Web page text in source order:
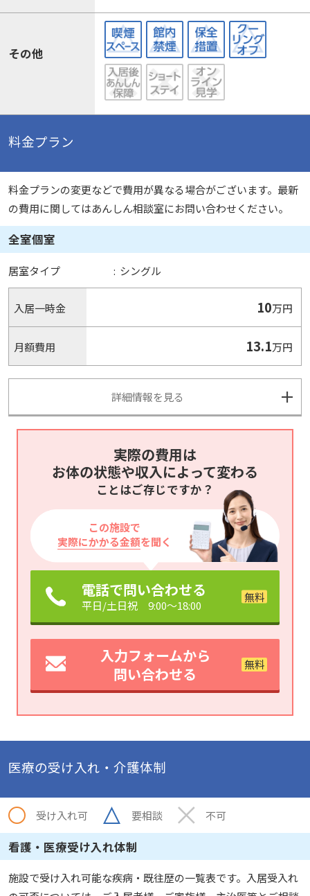
その他
料金プラン
料金プランの変更などで費用が異なる場合がございます。最新
の費用に関してはあんしん相談室にお問い合わせください。
全室個室
居室タイプ : シングル
入居一時金 10万円
月額費用 13.1万円
詳細情報を見る
実際の費用は
お体の状態や収入によって変わる
ことはご存じですか？
この施設で
実際にかかる金額を聞く
電話で問い合わせる
平日/土日祝 9:00～18:00
入力フォームから
問い合わせる
医療の受け入れ・介護体制
受け入れ可 要相談 不可
看護・医療受け入れ体制
施設で受け入れ可能な疾病・既往歴の一覧表です。入居受入れ